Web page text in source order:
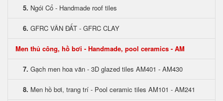
5. Ngói Cổ - Handmade roof tiles
6. GFRC VÂN ĐẤT - GFRC CLAY
Men thủ công, hồ bơi - Handmade, pool ceramics - AM
7. Gạch men hoa văn - 3D glazed tiles AM401 - AM430
8. Men hồ bơi, trang trí - Pool ceramic tiles AM101 - AM241